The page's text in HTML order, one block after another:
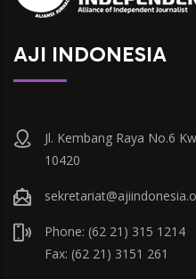
AJI INDONESIA
Jl. Kembang Raya No.6
10420
Phone: (62 21) 315 1214
Fax: (62 21) 3151 261